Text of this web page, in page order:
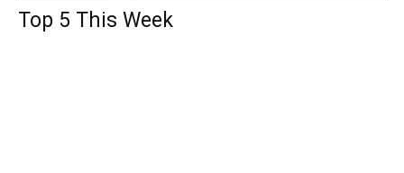
Top 5 This Week